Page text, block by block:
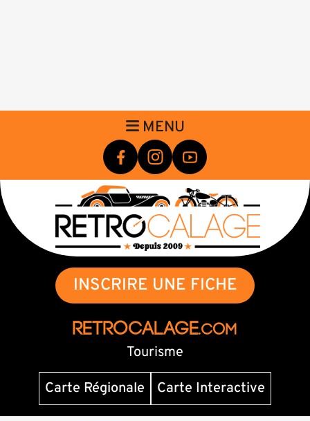
MENU
INSCRIRE UNE FICHE
RETROCALAGE.com
Tourisme
Carte Régionale
Carte Interactive